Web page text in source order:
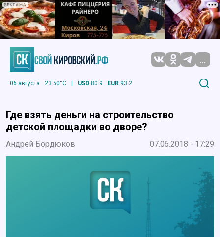
РЕКЛАМА
...
06 августа 23.50°C | USD 80.9 EUR 93.2
Где взять деньги на строительство
детской площадки во дворе?
Андрей Бордюков 07.06.2018 - 17:29